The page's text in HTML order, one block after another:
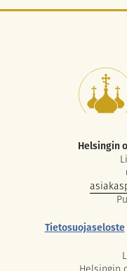
Helsingin
Tietosuojaseloste